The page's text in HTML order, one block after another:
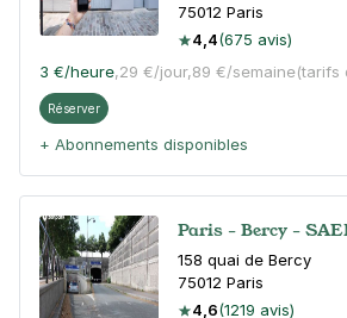
75012 Paris
4,4(675 avis)
3 €/heure,29 €/jour,89 €/semaine(tarifs
Réserver
+ Abonnements disponibles
Paris - Bercy -
158 quai de Bercy
75012 Paris
4,6(1219 avis)